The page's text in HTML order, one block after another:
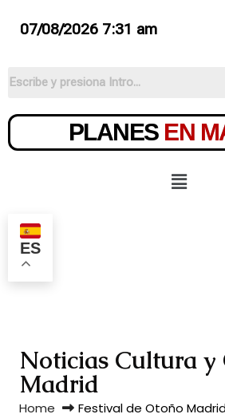
07/08/2026 7:31 am
PLANES EN
ES
Noticias Cultura y
Madrid
Home Festival de Otoño